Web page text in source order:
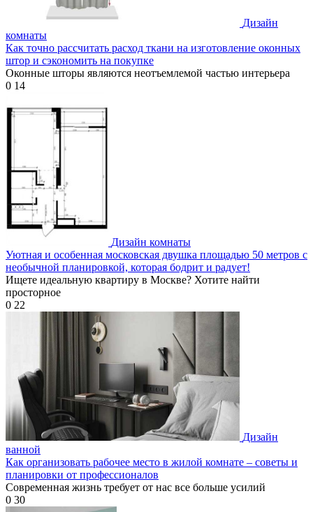
Дизайн
комнаты
Как точно рассчитать расход ткани на изготовление оконных
штор и сэкономить на покупке
Оконные шторы являются неотъемлемой частью интерьера
0 14
Дизайн комнаты
Уютная и особенная московская двушка площадью 50 метров с
необычной планировкой, которая бодрит и радует!
Ищете идеальную квартиру в Москве? Хотите найти
просторное
0 22
Дизайн
ванной
Как организовать рабочее место в жилой комнате – советы и
планировки от профессионалов
Современная жизнь требует от нас все больше усилий
0 30